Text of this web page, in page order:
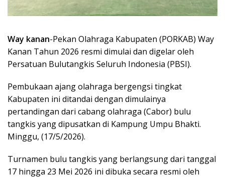
Way kanan-Pekan Olahraga Kabupaten (PORKAB) Way
Kanan Tahun 2026 resmi dimulai dan digelar oleh
Persatuan Bulutangkis Seluruh Indonesia (PBSI).
Pembukaan ajang olahraga bergengsi tingkat
Kabupaten ini ditandai dengan dimulainya
pertandingan dari cabang olahraga (Cabor) bulu
tangkis yang dipusatkan di Kampung Umpu Bhakti.
Minggu, (17/5/2026).
Turnamen bulu tangkis yang berlangsung dari tanggal
17 hingga 23 Mei 2026 ini dibuka secara resmi oleh